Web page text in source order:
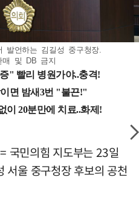
발언하는 김길성 중구청장.
매 및 DB 금지
국민의힘 지도부는 23일
서울 중구청장 후보의 공천